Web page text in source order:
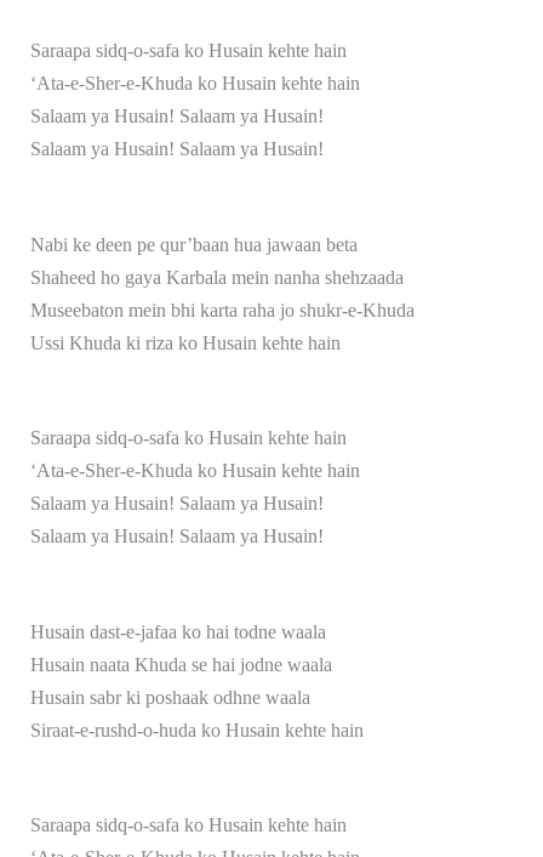
Saraapa sidq-o-safa ko Husain kehte hain
‘Ata-e-Sher-e-Khuda ko Husain kehte hain
Salaam ya Husain! Salaam ya Husain!
Salaam ya Husain! Salaam ya Husain!
Nabi ke deen pe qur’baan hua jawaan beta
Shaheed ho gaya Karbala mein nanha shehzaada
Museebaton mein bhi karta raha jo shukr-e-Khuda
Ussi Khuda ki riza ko Husain kehte hain
Saraapa sidq-o-safa ko Husain kehte hain
‘Ata-e-Sher-e-Khuda ko Husain kehte hain
Salaam ya Husain! Salaam ya Husain!
Salaam ya Husain! Salaam ya Husain!
Husain dast-e-jafaa ko hai todne waala
Husain naata Khuda se hai jodne waala
Husain sabr ki poshaak odhne waala
Siraat-e-rushd-o-huda ko Husain kehte hain
Saraapa sidq-o-safa ko Husain kehte hain